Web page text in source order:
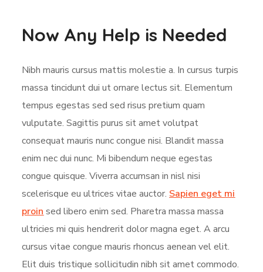
Now Any Help is Needed
Nibh mauris cursus mattis molestie a. In cursus turpis
massa tincidunt dui ut ornare lectus sit. Elementum
tempus egestas sed sed risus pretium quam
vulputate. Sagittis purus sit amet volutpat
consequat mauris nunc congue nisi. Blandit massa
enim nec dui nunc. Mi bibendum neque egestas
congue quisque. Viverra accumsan in nisl nisi
scelerisque eu ultrices vitae auctor. Sapien eget mi
proin sed libero enim sed. Pharetra massa massa
ultricies mi quis hendrerit dolor magna eget. A arcu
cursus vitae congue mauris rhoncus aenean vel elit.
Elit duis tristique sollicitudin nibh sit amet commodo.